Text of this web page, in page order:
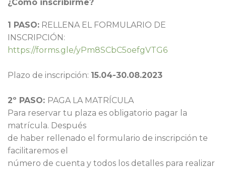
¿Cómo inscribirme?
1 PASO: RELLENA EL FORMULARIO DE
INSCRIPCIÓN:
https://forms.gle/yPm8SCbC5oefgVTG6
Plazo de inscripción: 15.04-30.08.2023
2º PASO: PAGA LA MATRÍCULA
Para reservar tu plaza es obligatorio pagar la
matrícula. Después
de haber rellenado el formulario de inscripción te
facilitaremos el
número de cuenta y todos los detalles para realizar